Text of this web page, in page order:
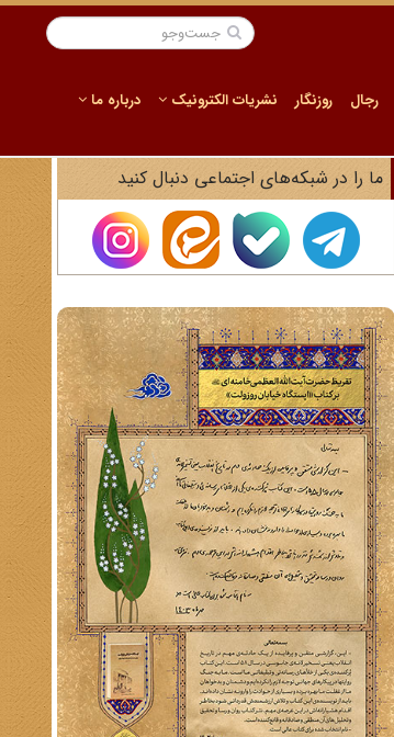
رجال روزنگار نشریات الکترونیک درباره ما
ما را در شبکه‌های اجتماعی دنبال کنید